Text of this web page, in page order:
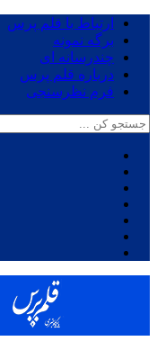
ارتباط با قلم پرس
برگه نمونه
چندرسانه ای
درباره قلم پرس
فرم نظرسنجی